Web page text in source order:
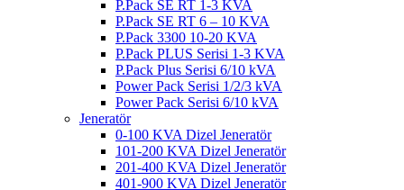
P.Pack SE RT 1-3 KVA
P.Pack SE RT 6 – 10 KVA
P.Pack 3300 10-20 KVA
P.Pack PLUS Serisi 1-3 KVA
P.Pack Plus Serisi 6/10 kVA
Power Pack Serisi 1/2/3 kVA
Power Pack Serisi 6/10 kVA
Jeneratör
0-100 KVA Dizel Jeneratör
101-200 KVA Dizel Jeneratör
201-400 KVA Dizel Jeneratör
401-900 KVA Dizel Jeneratör